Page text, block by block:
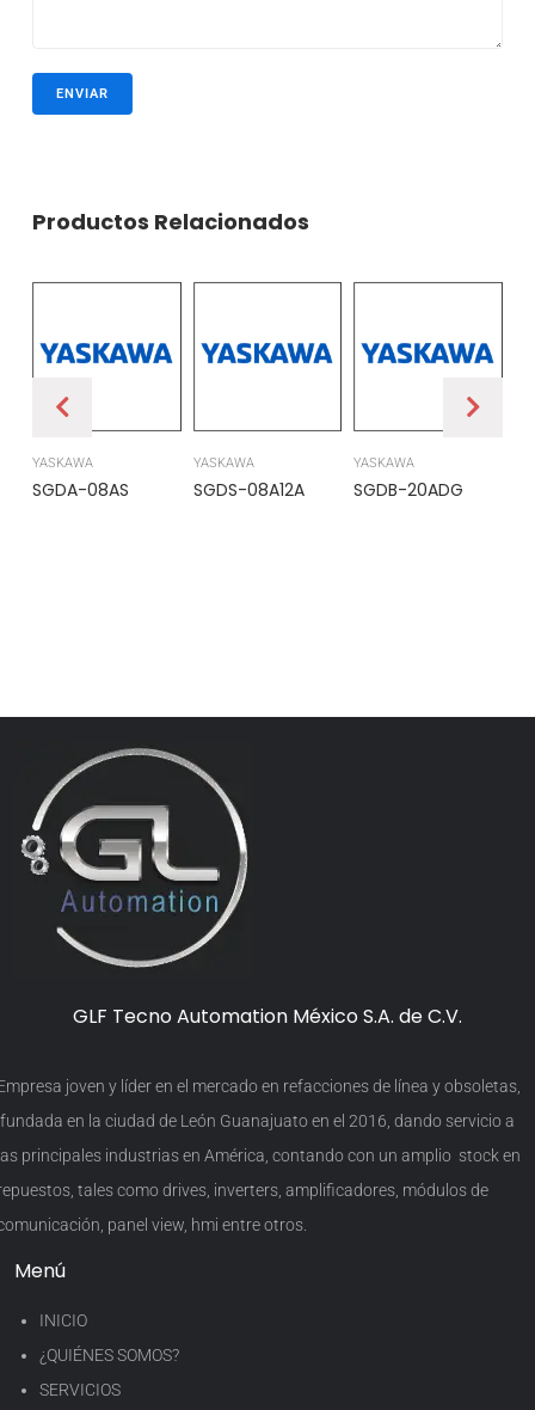
Productos Relacionados
YASKAWA
SGDA-08AS
YASKAWA
SGDS-08A12A
YASKAWA
SGDB-20ADG
GLF Tecno Automation México S.A. de C.V.
joven y líder en el mercado en refacciones de línea y obsoletas,
en la ciudad de León Guanajuato en el 2016, dando servicio a
principales industrias en América, contando con un amplio stock en
tales como drives, inverters, amplificadores, módulos de
panel view, hmi entre otros.
Menú
INICIO
¿QUIÉNES SOMOS?
SERVICIOS